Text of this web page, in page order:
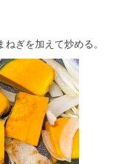
ぎを加えて炒める。